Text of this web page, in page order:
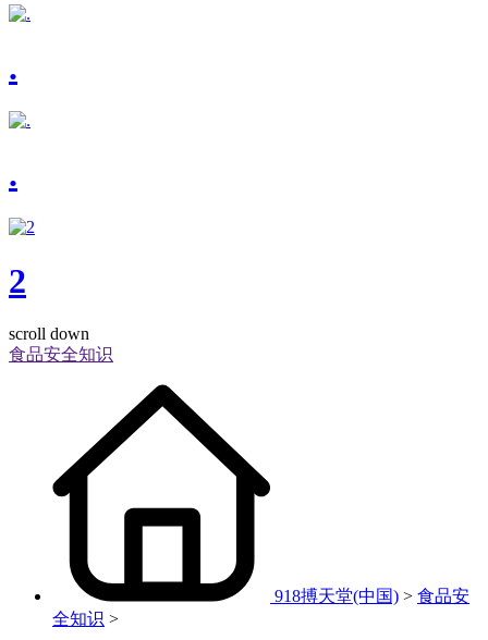
.
.
2
scroll down
食品安全知识
918搏天堂(中国) > 食品安
全知识 >